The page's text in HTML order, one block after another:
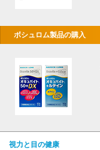
ボシュロム製品の購入
視力と目の健康